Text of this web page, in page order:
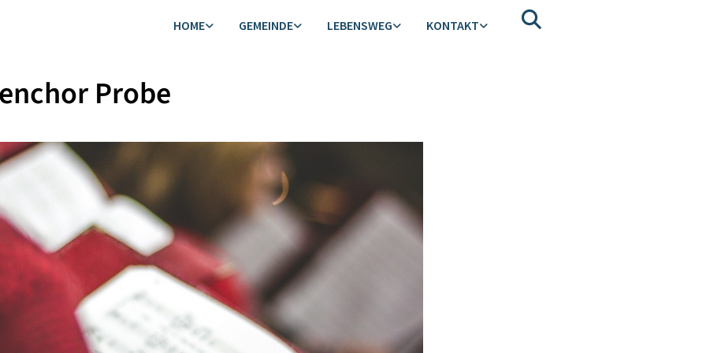
HOME GEMEINDE LEBENSWEG KONTAKT
Probe